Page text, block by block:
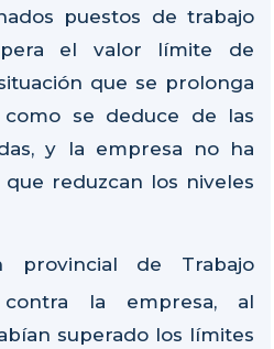
puestos de trabajo
el valor límite de
que se prolonga
se deduce de las
y la empresa no ha
reduzcan los niveles
provincial de Trabajo
la empresa, al
superado los límites